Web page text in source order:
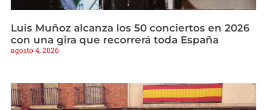
Luis Muñoz alcanza los 50 conciertos en 2026
con una gira que recorrerá toda España
agosto 4, 2026